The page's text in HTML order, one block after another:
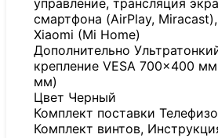
управление, трансляция
смартфона (AirPlay,
Xiaomi (Mi Home)
Дополнительно
крепление VESA 700×400
мм)
Цвет Черный
Комплект поставки
Комплект винтов,